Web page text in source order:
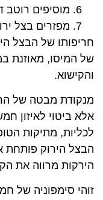
מוסיפים רוטב
מפזרים בצל
חריפותו של הבצל
של המיסו, מאוזנת
והקישוא.
מנקודת מבטה של
אלא ביטוי לאיזון
לכליות, מתיקות
הבצל הירוק פותחת
הירקות מרווה את
זוהי סימפוניה של